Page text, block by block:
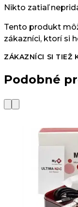
Nikto zatiaľ
Tento produkt
zákazníci, ktorí si
ZÁKAZNÍCI SI TIEŽ
Podobné